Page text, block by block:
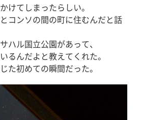
けてしまったらしい。
コンソの間の町に住むんだと話
ハル国立公園があって、
るんだよと教えてくれた。
た初めての瞬間だった。